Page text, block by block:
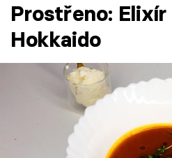
Témata
Recepty
Prostřeno: Elixír
Hokkaido